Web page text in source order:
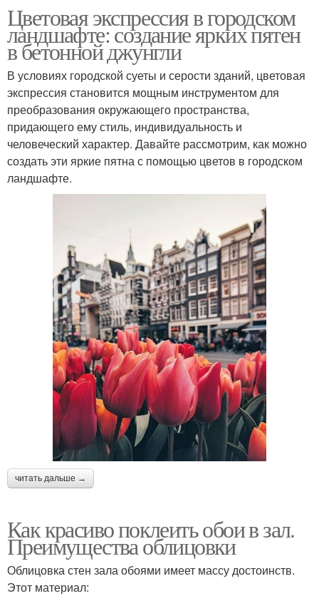
Цветовая экспрессия в городском
ландшафте: создание ярких пятен
в бетонной джунгли
В условиях городской суеты и серости зданий, цветовая
экспрессия становится мощным инструментом для
преобразования окружающего пространства,
придающего ему стиль, индивидуальность и
человеческий характер. Давайте рассмотрим, как можно
создать эти яркие пятна с помощью цветов в городском
ландшафте.
читать дальше →
Как красиво поклеить обои в зал.
Преимущества облицовки
Облицовка стен зала обоями имеет массу достоинств.
Этот материал: